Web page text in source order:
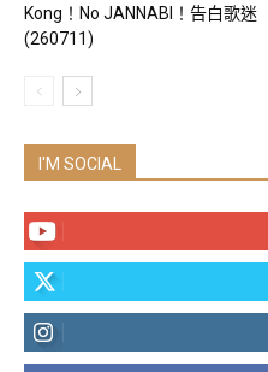
Kong！No JANNABI！告白歌迷
(260711)
I'M SOCIAL